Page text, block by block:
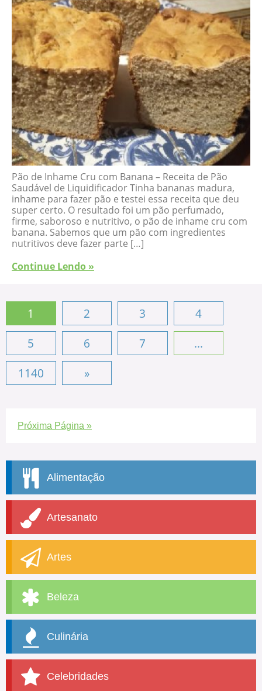
Pão de Inhame Cru com Banana – Receita de Pão
Saudável de Liquidificador Tinha bananas madura,
inhame para fazer pão e testei essa receita que deu
super certo. O resultado foi um pão perfumado,
firme, saboroso e nutritivo, o pão de inhame cru com
banana. Sabemos que um pão com ingredientes
nutritivos deve fazer parte […]
Continue Lendo »
1 2 3
4
5
6 7
...
1140
»
Próxima Página »
Alimentação
Artesanato
Artes
Beleza
Culinária
Celebridades